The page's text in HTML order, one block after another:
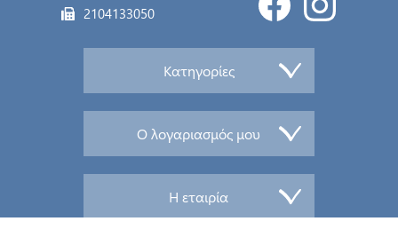
2104133050
Κατηγορίες
Ο λογαριασμός μου
Η εταιρία